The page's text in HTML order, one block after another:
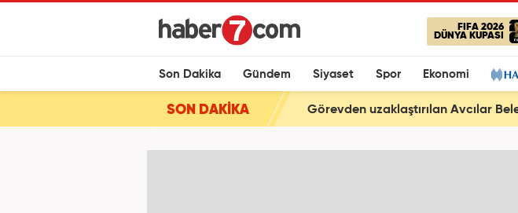
FIFA 2026
DÜNYA KUPASI
Son Dakika Gündem Siyaset Spor Ekonomi
SON DAKİKA Görevden uzaklaştırılan Avcılar